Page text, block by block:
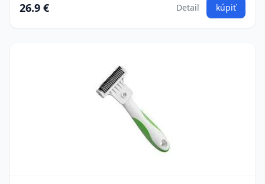
26.9 € Detail kúpiť